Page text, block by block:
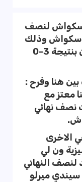
لنصف
وذلك
بعد فوزها على مواطنتها فرح مؤمن بنتيجة 3-0
بين هنا وفرح :
هنا معتز مع
نصف نهائي
الاخرى
ون لي
لنصف النهائي
سيندي ميرلو